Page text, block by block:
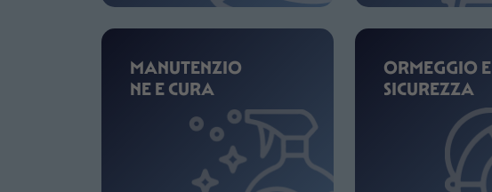
MANUTENZIO
NE E CURA
ORMEGGIO E
SICUREZZA